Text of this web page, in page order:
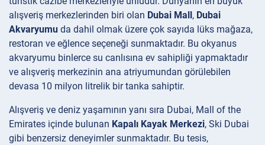
alışveriş merkezlerinden biri olan Dubai Mall, Dubai
Akvaryumu da dahil olmak üzere çok sayıda lüks mağaza,
restoran ve eğlence seçeneği sunmaktadır. Bu okyanus
akvaryumu binlerce su canlısına ev sahipliği yapmaktadır
ve alışveriş merkezinin ana atriyumundan görülebilen
devasa 10 milyon litrelik bir tanka sahiptir.
Alışveriş ve deniz yaşamının yanı sıra Dubai, Mall of the
Emirates içinde bulunan Kapalı Kayak Merkezi, Ski Dubai
gibi benzersiz deneyimler sunmaktadır. Bu tesis,